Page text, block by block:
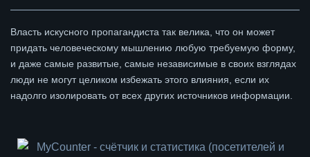
Власть искусного пропагандиста так велика, что он может
придать человеческому мышлению любую требуемую форму,
и даже самые развитые, самые независимые в своих взглядах
люди не могут целиком избежать этого влияния, если их
надолго изолировать от всех других источников информации.